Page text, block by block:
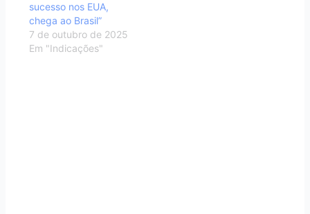
sucesso nos EUA,
chega ao Brasil”
7 de outubro de 2025
Em "Indicações"